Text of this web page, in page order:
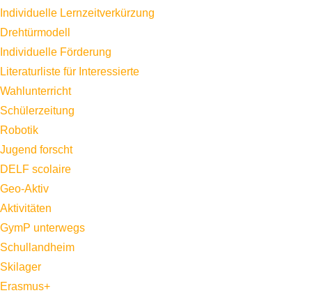
Individuelle Lernzeitverkürzung
Drehtürmodell
Individuelle Förderung
Literaturliste für Interessierte
Wahlunterricht
Schülerzeitung
Robotik
Jugend forscht
DELF scolaire
Geo-Aktiv
Aktivitäten
GymP unterwegs
Schullandheim
Skilager
Erasmus+